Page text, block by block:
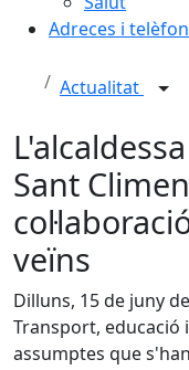
Adreces i
Actualitat
Sant
veïns
Dilluns, 15 de juny
Transport, educació
assumptes que